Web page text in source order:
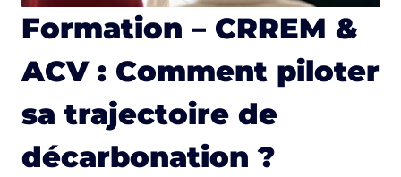
Formation – CRREM &
ACV : Comment piloter
sa trajectoire de
décarbonation ?